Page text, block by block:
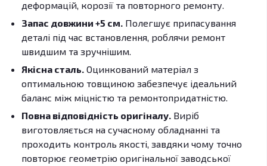
деформацій, корозії та повторного ремонту.
Запас довжини +5 см. Полегшує припасування
деталі під час встановлення, роблячи ремонт
швидшим та зручнішим.
Якісна сталь. Оцинкований матеріал з
оптимальною товщиною забезпечує ідеальний
баланс між міцністю та ремонтопридатністю.
Повна відповідність оригіналу. Виріб
виготовляється на сучасному обладнанні та
проходить контроль якості, завдяки чому точно
повторює геометрію оригінальної заводської